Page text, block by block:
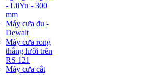
- LiiYu - 300
mm
Máy cưa đu -
Dewalt
Máy cưa rong
thẳng lưỡi trên
RS 121
Máy cưa cắt